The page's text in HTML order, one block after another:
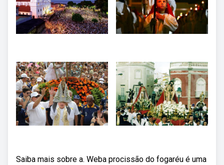
Saiba mais sobre a. Weba procissão do fogaréu é uma